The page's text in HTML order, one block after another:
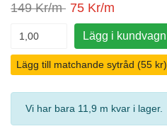
149 Kr/m 75 Kr/m
Lägg i kundvagn
Lägg till matchande sytråd (55 kr)
Vi har bara 11,9 m kvar i lager.